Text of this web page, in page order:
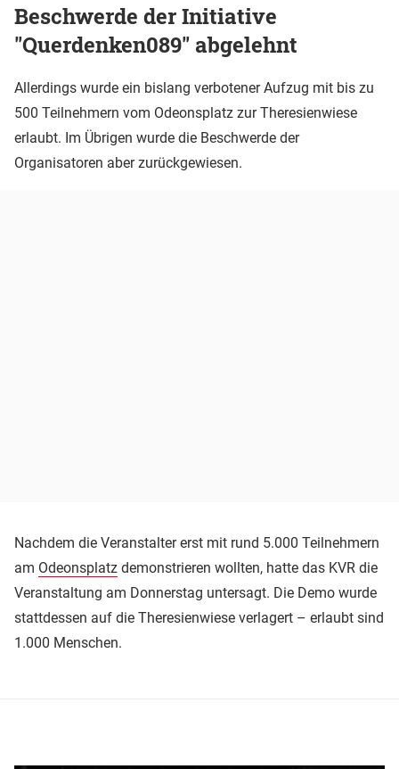
Beschwerde der Initiative
"Querdenken089" abgelehnt
Allerdings wurde ein bislang verbotener Aufzug mit bis zu
500 Teilnehmern vom Odeonsplatz zur Theresienwiese
erlaubt. Im Übrigen wurde die Beschwerde der
Organisatoren aber zurückgewiesen.
Nachdem die Veranstalter erst mit rund 5.000 Teilnehmern
am Odeonsplatz demonstrieren wollten, hatte das KVR die
Veranstaltung am Donnerstag untersagt. Die Demo wurde
stattdessen auf die Theresienwiese verlagert – erlaubt sind
1.000 Menschen.